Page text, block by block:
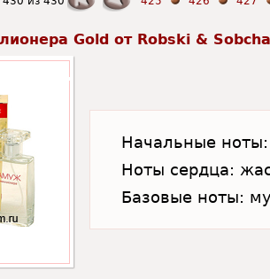
Gold от Robski &
Начальные
Ноты сердца:
Базовые ноты: